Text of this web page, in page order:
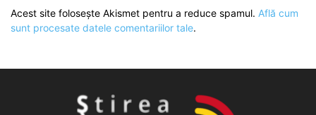
Acest site folosește Akismet pentru a reduce spamul. Află cum
sunt procesate datele comentariilor tale.